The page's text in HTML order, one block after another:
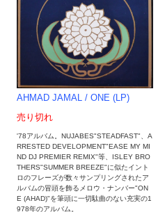
AHMAD JAMAL / ONE (LP)
売り切れ
'78アルバム。NUJABES"STEADFAST"、A
RRESTED DEVELOPMENT"EASE MY MI
ND DJ PREMIER REMIX"等、ISLEY BRO
THERS"SUMMER BREEZE"に似たイント
ロのフレーズが数々サンプリングされたア
ルバムの冒頭を飾るメロウ・ナンバー"ON
E (AHAD)"を筆頭に一切駄曲のない充実の1
978年のアルバム。